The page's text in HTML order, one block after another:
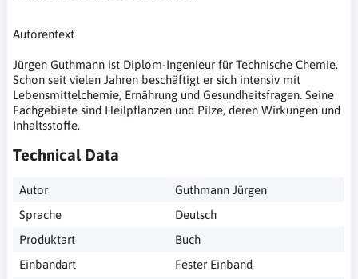
Autorentext
Jürgen Guthmann ist Diplom-Ingenieur für Technische Chemie.
Schon seit vielen Jahren beschäftigt er sich intensiv mit
Lebensmittelchemie, Ernährung und Gesundheitsfragen. Seine
Fachgebiete sind Heilpflanzen und Pilze, deren Wirkungen und
Inhaltsstoffe.
Technical Data
Autor
Guthmann Jürgen
Sprache
Deutsch
Produktart
Buch
Einbandart
Fester Einband